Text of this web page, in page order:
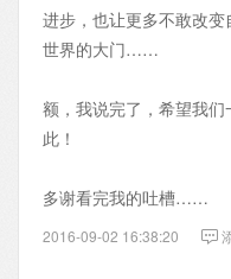
进步，也让更多不敢改
世界的大门……
额，我说完了，希望我
此！
多谢看完我的吐槽……
2016-09-02 16:38:20